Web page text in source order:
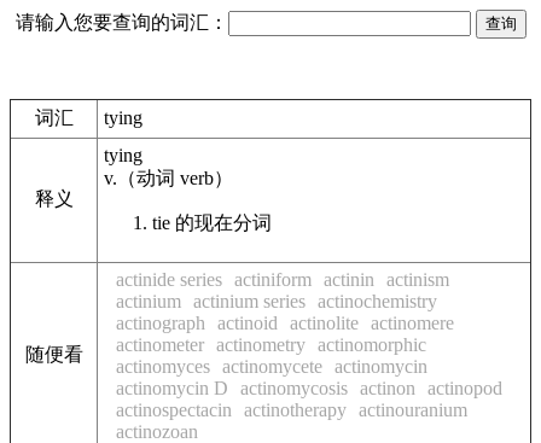
请输入您要查询的词汇：
词汇 tying
释义
tying
v. （动词 verb）
tie 的现在分词
随便看
actinide series actiniform actinin
actinism
actinium
actinium series actinochemistry
actinograph
actinoid actinolite actinomere
actinometer actinometry actinomorphic
actinomyces actinomycete actinomycin
actinomycin D
actinomycosis actinon
actinopod
actinospectacin
actinotherapy actinouranium
actinozoan